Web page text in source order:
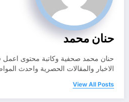
حنان محمد
حنان محمد صحفية وكاتبة محتوى
الاخبار والمقالات الحصرية واحدث
View All Posts